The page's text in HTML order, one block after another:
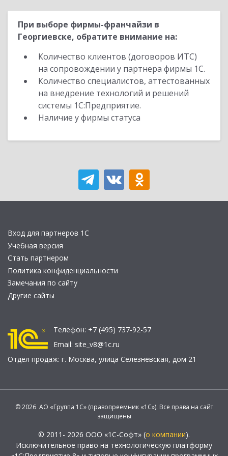
При выборе фирмы-франчайзи в
Георгиевске, обратите внимание на:
Количество клиентов (договоров ИТС)
на сопровождении у партнера фирмы 1С.
Количество специалистов, аттестованных
на внедрение технологий и решений
системы 1С:Предприятие.
Наличие у фирмы статуса
Вход для партнеров 1С
Учебная версия
Стать партнером
Политика конфиденциальности
Замечания по сайту
Другие сайты
Телефон: +7 (495) 737-92-57
Email: site_v8@1c.ru
Отдел продаж: г. Москва, улица Селезнёвская, дом 21
© 2026 АО «Группа 1С» (правопреемник «1С»). Все права на сайт
защищены
© 2011- 2026 ООО «1С-Софт» (о компании).
Исключительное право на технологическую платформу